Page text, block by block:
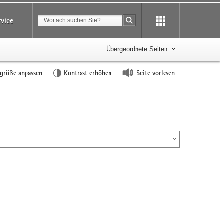
Suchbegriff
Suche starten
Übergeordnete Seiten
anpassen Kontrast erhöhen Seite vorlesen